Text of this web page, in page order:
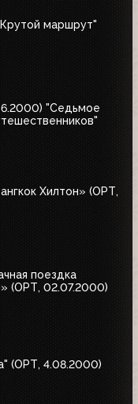
маршрут"
"Седьмое
Хилтон» (ОРТ,
поездка
(ОРТ, 02.07.2000)
(ОРТ, 4.08.2000)